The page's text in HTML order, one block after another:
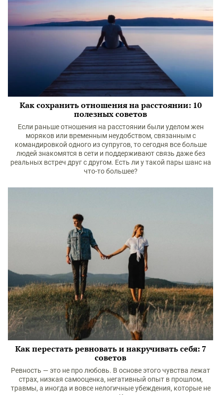
Как сохранить отношения на расстоянии: 10
полезных советов
Если раньше отношения на расстоянии были уделом жен
моряков или временным неудобством, связанным с
командировкой одного из супругов, то сегодня все больше
людей знакомятся в сети и поддерживают связь даже без
реальных встреч друг с другом. Есть ли у такой пары шанс на
что-то большее?
Как перестать ревновать и накручивать себя: 7
советов
Ревность — это не про любовь. В основе этого чувства лежат
страх, низкая самооценка, негативный опыт в прошлом,
травмы, а иногда и вовсе нелогичные убеждения, которые не